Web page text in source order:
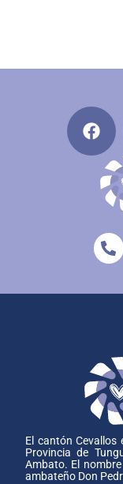
El cantón Cevallos
Provincia de
Ambato. El
ambateño Don